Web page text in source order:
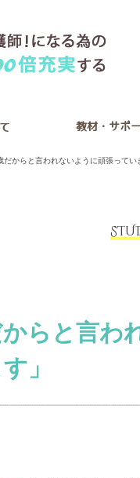
教材・サポ
だからと言われないように頑張ってい
からと言
」